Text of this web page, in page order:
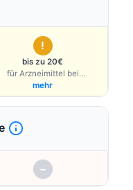
!
bis zu 20€
für Arzneimittel bei
teilnehmenden Ärzten
mehr
−